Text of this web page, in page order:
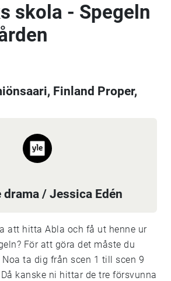
skola - Spegeln
Finland Proper,
drama / Jessica Edén
att hitta Abla och få ut henne ur
För att göra det måste du
ta dig från scen 1 till scen 9
kanske ni hittar de tre försvunna